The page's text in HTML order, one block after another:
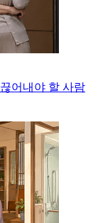
어내야 할 사람